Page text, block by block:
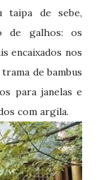
taipa de sebe,
de galhos: os
encaixados nos
de bambus
para janelas e
com argila.